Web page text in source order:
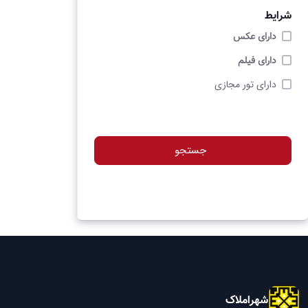
شرایط
دارای عکس
دارای فیلم
دارای تور مجازی
جستجو
شهراملاک